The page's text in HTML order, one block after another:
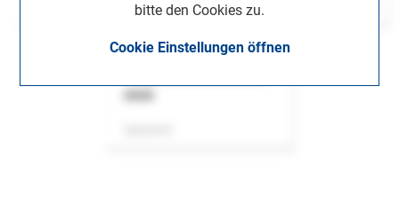
bitte den Cookies zu.
Cookie Einstellungen öffnen